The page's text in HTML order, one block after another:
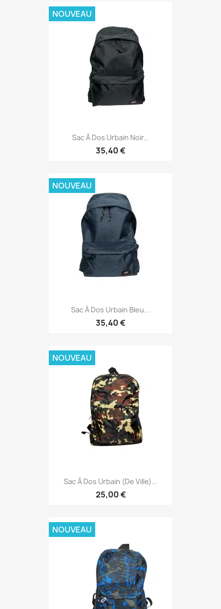
Sac À Dos Urbain Noir...
35,40 €
NOUVEAU
Sac À Dos Urbain Bleu...
35,40 €
NOUVEAU
Sac À Dos Urbain (de Ville)...
25,00 €
NOUVEAU
NOUVEAU